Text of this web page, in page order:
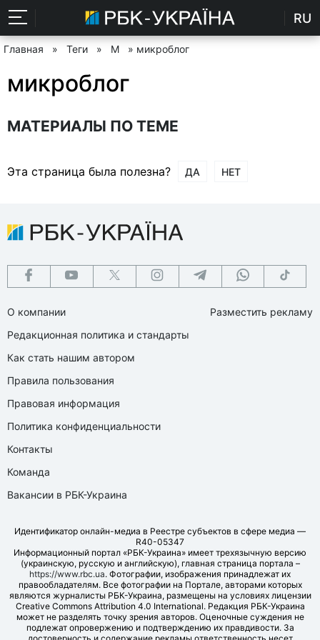
RU
Главная » Теги » М » микроблог
микроблог
МАТЕРИАЛЫ ПО ТЕМЕ
Эта страница была полезна? ДА НЕТ
О компании
Редакционная политика и стандарты
Как стать нашим автором
Правила пользования
Правовая информация
Политика конфиденциальности
Контакты
Команда
Вакансии в РБК-Украина
Разместить рекламу
Идентификатор онлайн-медиа в Реестре субъектов в сфере медиа —
R40-05347
Информационный портал «РБК-Украина» имеет трехязычную версию
(украинскую, русскую и английскую), главная страница портала –
https://www.rbc.ua. Фотографии, изображения принадлежат их
правообладателям. Все фотографии на Портале, авторами которых
являются журналисты РБК-Украина, размещены на условиях лицензии
Creative Commons Attribution 4.0 International. Редакция РБК-Украина
может не разделять точку зрения авторов. Оценочные суждения не
подлежат опровержению и подтверждению их правдивости. За